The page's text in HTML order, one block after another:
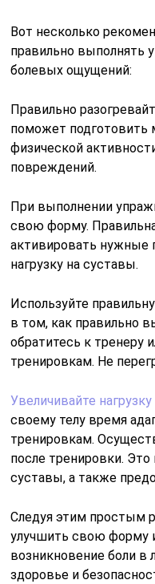
Вот несколько
правильно выполнять
болевых ощущений:
Правильно
поможет
физической
повреждений.
При выполнении
свою форму.
активировать
нагрузку на суставы.
Используйте
в том, как правильно
обратитесь к тренеру
тренировкам. Не
Увеличивайте
своему телу время
тренировкам.
после тренировки.
суставы, а также
Следуя этим простым
улучшить свою форму
возникновение боли в
здоровье и